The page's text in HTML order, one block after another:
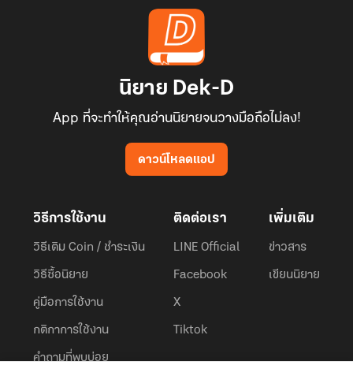
นิยาย Dek-D
App ที่จะทำให้คุณอ่านนิยายจนวางมือถือไม่ลง!
ดาวน์โหลดแอป
วิธีการใช้งาน
วิธีเติม Coin / ชำระเงิน
วิธีซื้อนิยาย
คู่มือการใช้งาน
กติกาการใช้งาน
คำถามที่พบบ่อย
ติดต่อเรา
LINE Official
Facebook
X
Tiktok
เพิ่มเติม
ข่าวสาร
เขียนนิยาย